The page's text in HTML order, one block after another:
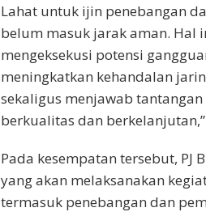
Lahat untuk ijin penebangan
belum masuk jarak aman. Hal
mengeksekusi potensi
meningkatkan kehandalan
sekaligus menjawab
berkualitas dan
Pada kesempatan tersebut, PJ
yang akan melaksanakan
termasuk penebangan dan